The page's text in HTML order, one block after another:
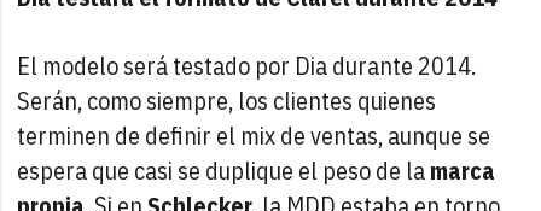
El modelo será testado por Dia durante 2014.
Serán, como siempre, los clientes quienes
terminen de definir el mix de ventas, aunque se
espera que casi se duplique el peso de lamarca